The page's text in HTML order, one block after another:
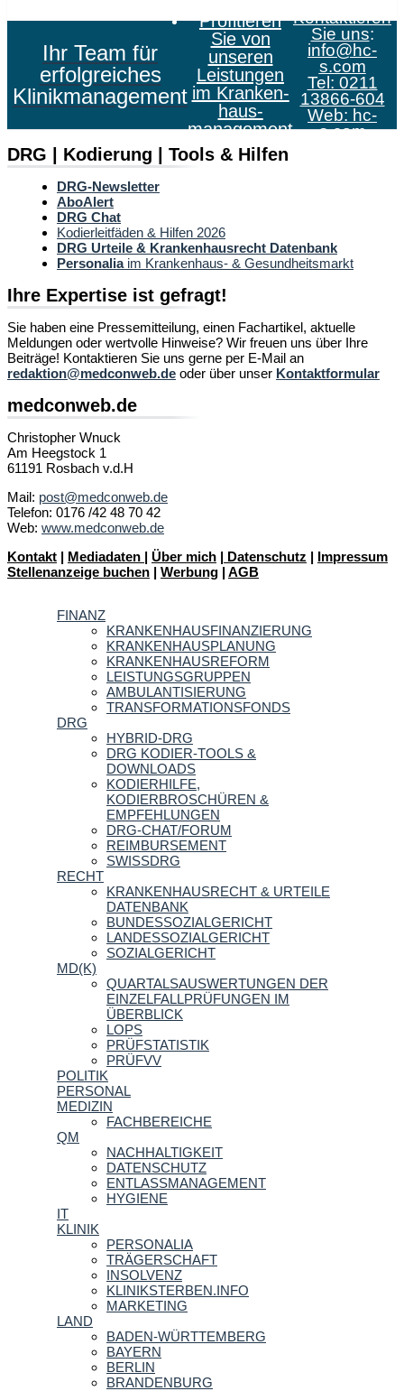
Ihr Team für
erfolgreiches
Klinikmanagement
Profitieren
Sie von
unseren
Leistungen
im Kranken­
haus­
management
Kontaktieren
Sie uns:
info@hc-
s.com
Tel: 0211
13866-604
Web: hc-
s.com
DRG | Kodierung | Tools & Hilfen
DRG-Newsletter
AboAlert
DRG Chat
Kodierleitfäden & Hilfen 2026
DRG Urteile & Krankenhausrecht Datenbank
Personaliaim Krankenhaus- & Gesundheitsmarkt
Ihre Expertise ist gefragt!
Sie haben eine Pressemitteilung, einen Fachartikel, aktuelle
Meldungen oder wertvolle Hinweise? Wir freuen uns über Ihre
Beiträge! Kontaktieren Sie uns gerne per E-Mail an
redaktion@medconweb.de oder über unser Kontaktformular
medconweb.de
Christopher Wnuck
Am Heegstock 1
61191 Rosbach v.d.H
Mail: post@medconweb.de
Telefon: 0176 /42 48 70 42
Web: www.medconweb.de
Kontakt | Mediadaten | Über mich | Datenschutz | Impressum
Stellenanzeige buchen | Werbung | AGB
FINANZ
KRANKENHAUSFINANZIERUNG
KRANKENHAUSPLANUNG
KRANKENHAUSREFORM
LEISTUNGSGRUPPEN
AMBULANTISIERUNG
TRANSFORMATIONSFONDS
DRG
HYBRID-DRG
DRG KODIER-TOOLS &
DOWNLOADS
KODIERHILFE,
KODIERBROSCHÜREN &
EMPFEHLUNGEN
DRG-CHAT/FORUM
REIMBURSEMENT
SWISSDRG
RECHT
KRANKENHAUSRECHT & URTEILE
DATENBANK
BUNDESSOZIALGERICHT
LANDESSOZIALGERICHT
SOZIALGERICHT
MD(K)
QUARTALSAUSWERTUNGEN DER
EINZELFALLPRÜFUNGEN IM
ÜBERBLICK
LOPS
PRÜFSTATISTIK
PRÜFVV
POLITIK
PERSONAL
MEDIZIN
FACHBEREICHE
QM
NACHHALTIGKEIT
DATENSCHUTZ
ENTLASSMANAGEMENT
HYGIENE
IT
KLINIK
PERSONALIA
TRÄGERSCHAFT
INSOLVENZ
KLINIKSTERBEN.INFO
MARKETING
LAND
BADEN-WÜRTTEMBERG
BAYERN
BERLIN
BRANDENBURG